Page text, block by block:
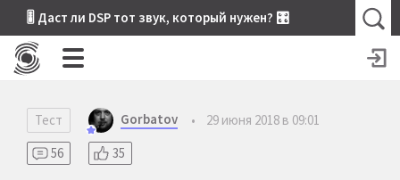
🎚 Даст ли DSP тот звук, который нужен? 🎛
Тест Gorbatov •
29 июня 2018 в 09:01
56
35